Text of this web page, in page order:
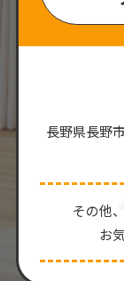
長野県長野
その他
お